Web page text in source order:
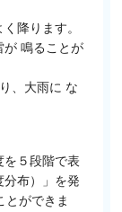
降ります。
が 鳴ることが
、大雨に な
を５段階で表
分布）」を発
とができま